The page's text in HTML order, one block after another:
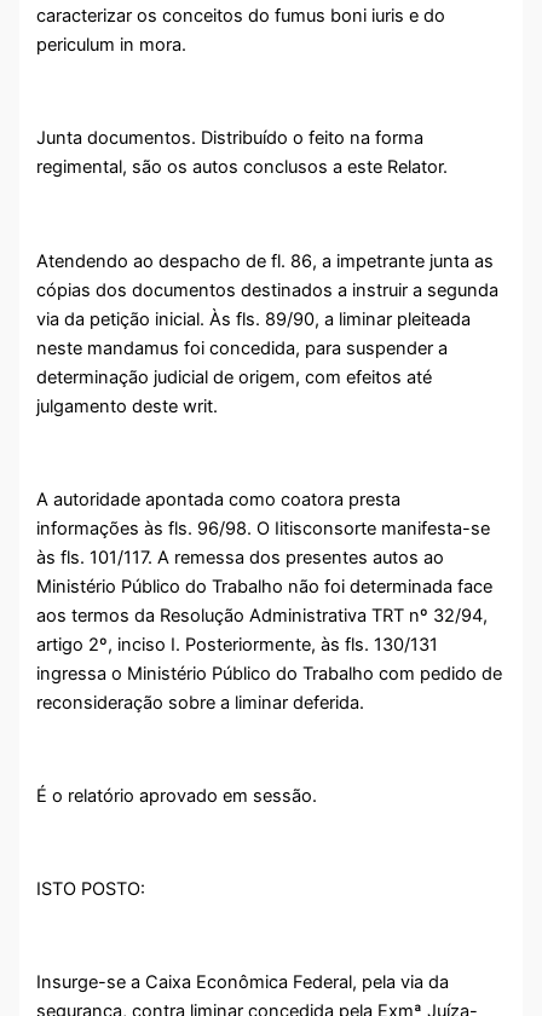
caracterizar os conceitos do fumus boni iuris e do
periculum in mora.
Junta documentos. Distribuído o feito na forma
regimental, são os autos conclusos a este Relator.
Atendendo ao despacho de fl. 86, a impetrante junta as
cópias dos documentos destinados a instruir a segunda
via da petição inicial. Às fls. 89/90, a liminar pleiteada
neste mandamus foi concedida, para suspender a
determinação judicial de origem, com efeitos até
julgamento deste writ.
A autoridade apontada como coatora presta
informações às fls. 96/98. O Iitisconsorte manifesta-se
às fls. 101/117. A remessa dos presentes autos ao
Ministério Público do Trabalho não foi determinada face
aos termos da Resolução Administrativa TRT nº 32/94,
artigo 2º, inciso I. Posteriormente, às fls. 130/131
ingressa o Ministério Público do Trabalho com pedido de
reconsideração sobre a liminar deferida.
É o relatório aprovado em sessão.
ISTO POSTO:
Insurge-se a Caixa Econômica Federal, pela via da
segurança, contra liminar concedida pela Exmª Juíza-